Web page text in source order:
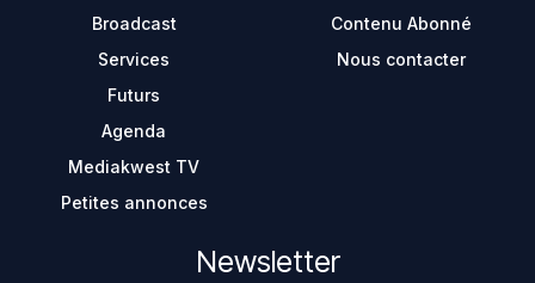
Broadcast
Services
Futurs
Agenda
Mediakwest TV
Petites annonces
Contenu Abonné
Nous contacter
Newsletter